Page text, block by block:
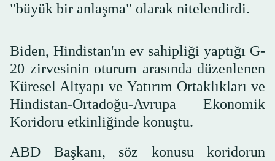
"büyük bir anlaşma" olarak nitelendirdi.
Biden, Hindistan'ın ev sahipliği yaptığı G-
20 zirvesinin oturum arasında düzenlenen
Küresel Altyapı ve Yatırım Ortaklıkları ve
Hindistan-Ortadoğu-Avrupa Ekonomik
Koridoru etkinliğinde konuştu.
ABD Başkanı, söz konusu koridorun